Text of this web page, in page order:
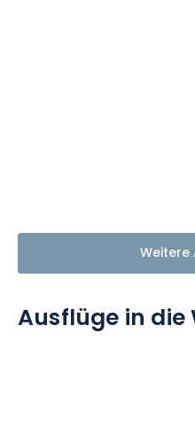
Ausflüge in die